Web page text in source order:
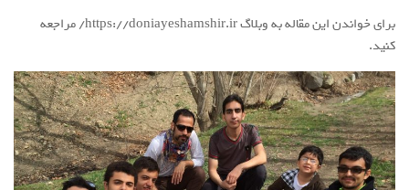
برای خواندن این مقاله به وبلاگ https://doniayeshamshir.ir/ مراجعه
کنید.